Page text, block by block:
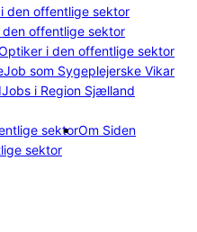
den offentlige sektor
offentlige sektor
i den offentlige sektor
Job som Sygeplejerske Vikar
Jobs i Region Sjælland
sektorOm Siden
sektor